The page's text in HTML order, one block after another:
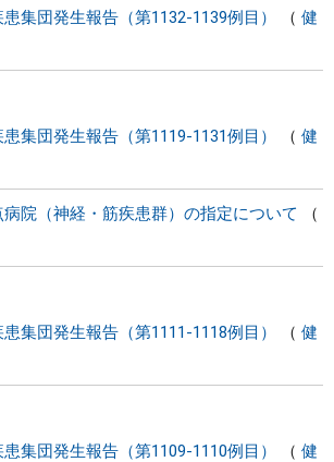
集団発生報告（第1132-1139例目）
健
集団発生報告（第1119-1131例目）
健
院（神経・筋疾患群）の指定について
集団発生報告（第1111-1118例目）
健
集団発生報告（第1109-1110例目）
健